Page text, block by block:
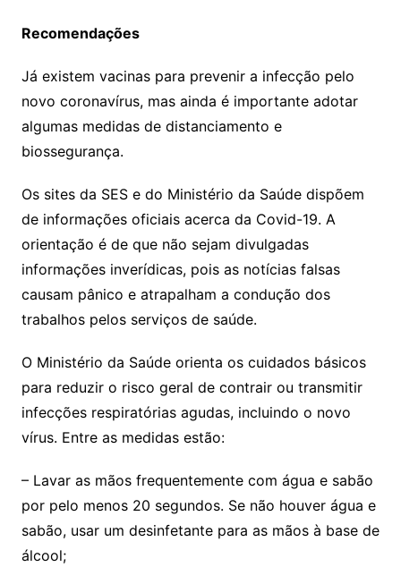
Recomendações
Já existem vacinas para prevenir a infecção pelo
novo coronavírus, mas ainda é importante adotar
algumas medidas de distanciamento e
biossegurança.
Os sites da SES e do Ministério da Saúde dispõem
de informações oficiais acerca da Covid-19. A
orientação é de que não sejam divulgadas
informações inverídicas, pois as notícias falsas
causam pânico e atrapalham a condução dos
trabalhos pelos serviços de saúde.
O Ministério da Saúde orienta os cuidados básicos
para reduzir o risco geral de contrair ou transmitir
infecções respiratórias agudas, incluindo o novo
vírus. Entre as medidas estão:
– Lavar as mãos frequentemente com água e sabão
por pelo menos 20 segundos. Se não houver água e
sabão, usar um desinfetante para as mãos à base de
álcool;